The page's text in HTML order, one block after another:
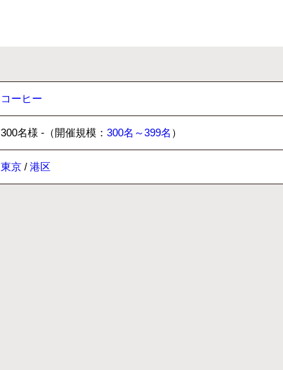
コーヒー
300名様 -（開催規模： 300名～399名 ）
東京 / 港区